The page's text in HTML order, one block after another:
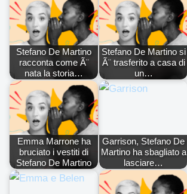
Stefano De Martino
racconta come Ã¨
nata la storia…
Stefano De Martino si
Ã¨ trasferito a casa di
un…
Emma Marrone ha
bruciato i vestiti di
Stefano De Martino
Garrison, Stefano De
Martino ha sbagliato a
lasciare…